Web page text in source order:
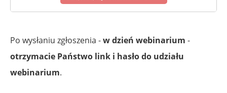
Po wysłaniu zgłoszenia -w dzień webinarium -
otrzymacie Państwo link i hasło do udziału
webinarium.